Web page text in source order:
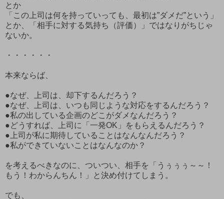
とか
「この上司は何を持っていっても、最初は”ダメだ”という」
とか、「相手に対する気持ち（評価）」ではなりがちじゃ
ないか。
・・・・・・
本来ならば、
●なぜ、上司は、却下するんだろう？
●なぜ、上司は、いつも同じような対応をするんだろう？
●私の出している企画のどこがダメなんだろう？
●どうすれば、上司に「一発OK」をもらえるんだろう？
●上司が私に期待していることはなんなんだろう？
●私ができていないことはなんなのか？
を考えるべきなのに、ついつい、相手を「うぅぅぅ～～！
もう！わからんちん！」と決め付けてしまう。
でも、